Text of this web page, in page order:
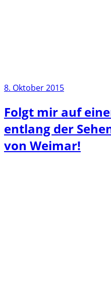
8. Oktober 2015
Folgt mir auf
entlang der
von Weimar!